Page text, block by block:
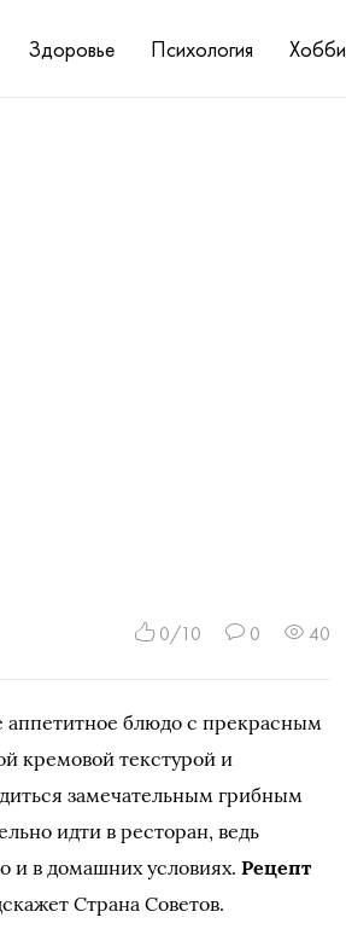
Здоровье Психология Хобби
0/10 0 40
аппетитное блюдо с прекрасным
кремовой текстурой и
замечательным грибным
идти в ресторан, ведь
и в домашних условиях.Рецепт
Страна Советов.